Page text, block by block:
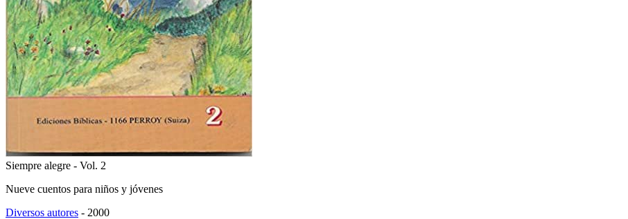
Siempre alegre - Vol. 2
Nueve cuentos para niños y jóvenes
Diversos autores - 2000